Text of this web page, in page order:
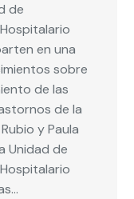
de
en una
sobre
de las
de la
y Paula
Unidad de